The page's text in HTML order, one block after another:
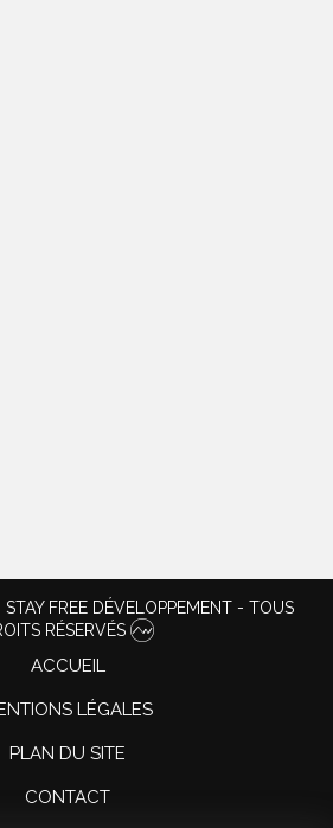
FREE DÉVELOPPEMENT - TOUS
RÉSERVÉS
ACCUEIL
LÉGALES
PLAN DU SITE
CONTACT